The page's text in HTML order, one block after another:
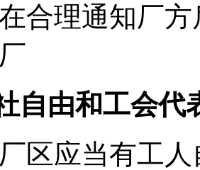
理通知厂方
自由和工会代
应当有工人